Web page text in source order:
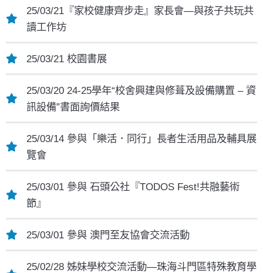
25/03/21『家校健康齊步走』家長會—與孩子共玩共
讀工作坊
25/03/21 校園書展
25/03/20 24-25學年“校舍興建與修葺及設備購置 – 資
訊設備”書面詢價結果
25/03/14 參與「樂活．同行」長者生活用品及輔具展
覽會
25/03/01 參與 石頭公社『TODOS Fest!共融藝術
節』
25/03/01 參與 澳門至友協會交流活動
25/02/28 姊妹學校交流活動—珠海斗門區特殊教育學